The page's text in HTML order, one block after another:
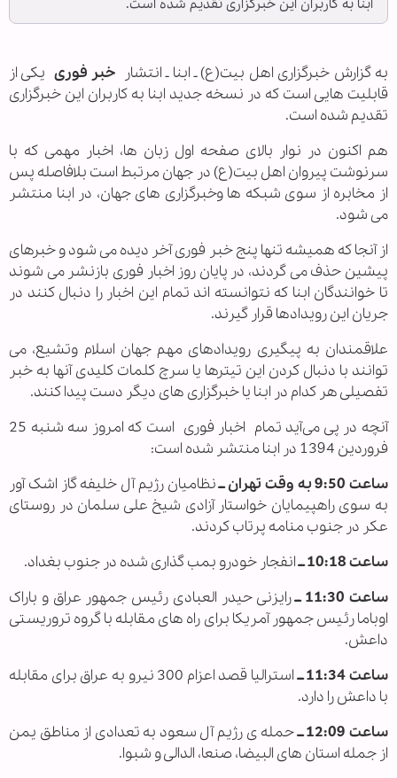
ابنا به کاربران این خبرگزاری تقدیم شده است.
به گزارش خبرگزاری اهل بیت(ع) ـ ابنا ـ انتشار خبر فوری یکی از
قابلیت هایی است که در نسخه جدید ابنا به کاربران این خبرگزاری
تقدیم شده است.
هم اکنون در نوار بالای صفحه اول زبان ها، اخبار مهمی که با
سرنوشت پیروان اهل بیت(ع) در جهان مرتبط است بلافاصله پس
از مخابره از سوی شبکه ها وخبرگزاری های جهان، در ابنا منتشر
می شود.
از آنجا که همیشه تنها پنج خبر فوری آخر دیده می شود و خبرهای
پیشین حذف می گردند، در پایان روز اخبار فوری بازنشر می شوند
تا خوانندگان ابنا که نتوانسته اند تمام این اخبار را دنبال کنند در
جریان این رویدادها قرار گیرند.
علاقمندان به پیگیری رویدادهای مهم جهان اسلام وتشیع، می
توانند با دنبال کردن این تیترها یا سرچ کلمات کلیدی آنها به خبر
تفصیلی هر کدام در ابنا یا خبرگزاری های دیگر دست پیدا کنند.
آنچه در پی می‌آید تمام اخبار فوری است که امروز سه شنبه 25
فروردین 1394 در ابنا منتشر شده است:
ساعت 9:50 به وقت تهران ــ
نظامیان رژیم آل خلیفه گاز اشک آور
به سوی راهپیمایان خواستار آزادی شیخ علی سلمان در روستای
عکر در جنوب منامه پرتاب کردند.
ساعت 10:18 ــ
انفجار خودرو بمب گذاری شده در جنوب بغداد.
ساعت 11:30 ــ
رایزنی حیدر العبادی رئیس جمهور عراق و باراک
اوباما رئیس جمهور آمریکا برای راه های مقابله با گروه تروریستی
داعش.
ساعت 11:34 ــ
استرالیا قصد اعزام 300 نیرو به عراق برای مقابله
با داعش را دارد.
ساعت 12:09 ــ
حمله ی رژیم آل سعود به تعدادی از مناطق یمن
از جمله استان های البیضا، صنعا، الدالی و شبوا.